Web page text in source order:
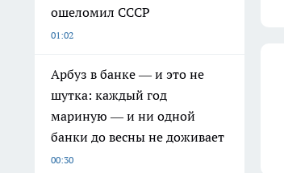
ошеломил СССР
01:02
Арбуз в банке — и это не
шутка: каждый год
мариную — и ни одной
банки до весны не доживает
00:30